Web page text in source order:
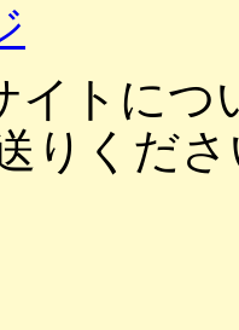
イトにつ
りくだ